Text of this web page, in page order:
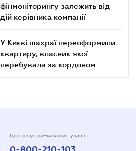
фінмоніторингу залежить від
дій керівника компанії
У Києві шахраї переоформили
квартиру, власник якої
перебувала за кордоном
Центр підтримки користувачів